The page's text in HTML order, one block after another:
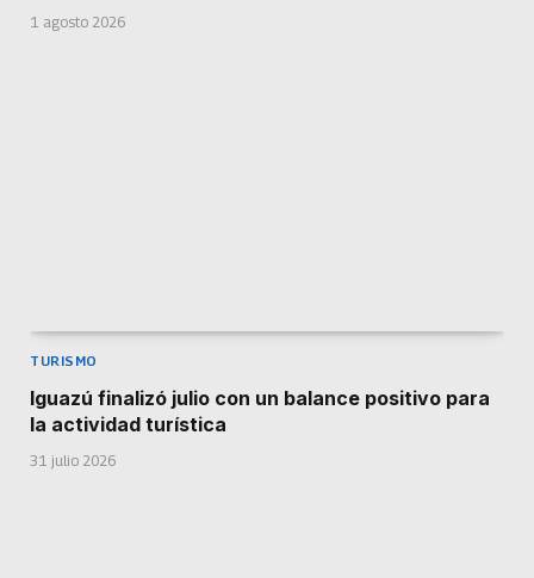
1 agosto 2026
TURISMO
Iguazú finalizó julio con un balance positivo para
la actividad turística
31 julio 2026